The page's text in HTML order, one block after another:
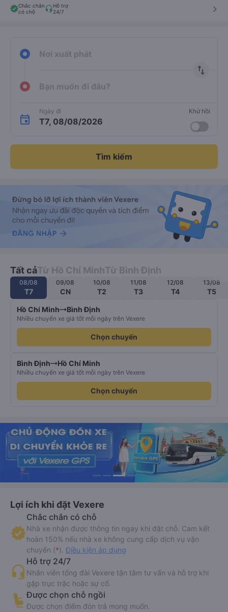
Chắc chắn
có chỗ
Hỗ trợ
24/7
keyboard_arrow_right
Nơi xuất phát
import_export
Bạn muốn đi đâu?
Ngày đi
T7, 08/08/2026
Khứ hồi
Tìm kiếm
Tất cảTừ Hồ Chí MinhTừ Bình Định
08/08
T7
09/08
CN
10/08
T2
11/08
T3
12/08
T4
13/08
T5
Hồ Chí Minh Bình Định
Nhiều chuyến xe giá tốt mỗi ngày trên Vexere
Chọn chuyến
Bình Định Hồ Chí Minh
Nhiều chuyến xe giá tốt mỗi ngày trên Vexere
Chọn chuyến
Lợi ích khi đặt Vexere
Chắc chắn có chỗ
Nhà xe nhận được thông tin ngay khi đặt chỗ. Cam kết
hoàn 150% nếu nhà xe không cung cấp dịch vụ vận
chuyển (*). Điều kiện áp dụng
Hỗ trợ 24/7
Nhân viên tổng đài Vexere tận tâm tư vấn và hỗ trợ khi
gặp trục trặc hoặc sự cố.
Được chọn chỗ ngồi
Được chọn điểm đón trả mong muốn.